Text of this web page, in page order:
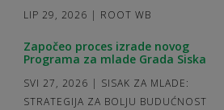
LIP 29, 2026 | ROOT WB
Započeo proces izrade novog
Programa za mlade Grada Siska
SVI 27, 2026 | SISAK ZA MLADE:
STRATEGIJA ZA BOLJU BUDUĆNOST